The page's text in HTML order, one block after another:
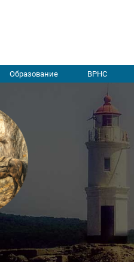
Образование ВРНС